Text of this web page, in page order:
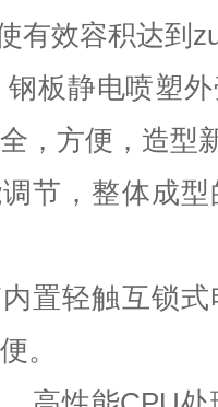
有效容积达到
板静电喷塑
，方便，造型
节，整体成
置轻触互锁
。